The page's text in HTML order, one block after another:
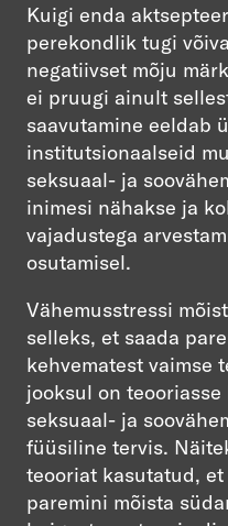
Kuigi enda
perekondlik tugi
negatiivset mõju
ei pruugi ainult
saavutamine eeldab
institutsionaalseid
seksuaal- ja
inimesi nähakse ja
vajadustega
osutamisel.
Vähemusstressi
selleks, et saada
kehvematest vaimse
jooksul on
seksuaal- ja
füüsiline tervis.
teooriat kasutatud,
paremini mõista